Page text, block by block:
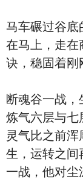
马车碾过谷底
在马上，走在
诀，稳固着刚
断魂谷一战，
炼气六层与七
灵气比之前
生，运转之间
一战，他对